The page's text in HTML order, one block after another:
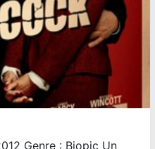
Genre : Biopic Un